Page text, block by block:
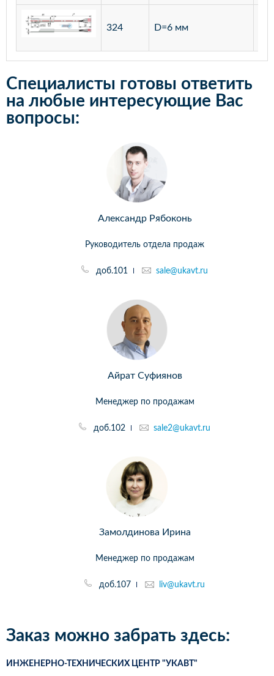
324 D=6 мм
Специалисты готовы ответить
на любые интересующие Вас
вопросы:
Александр Рябоконь
Руководитель отдела продаж
доб.101 sale@ukavt.ru
Айрат Суфиянов
Менеджер по продажам
доб.102 sale2@ukavt.ru
Замолдинова Ирина
Менеджер по продажам
доб.107 liv@ukavt.ru
Заказ можно забрать здесь:
ИНЖЕНЕРНО-ТЕХНИЧЕСКИХ ЦЕНТР "УКАВТ"